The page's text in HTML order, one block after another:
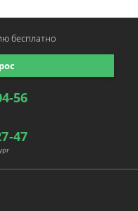
56
47
бесплатно